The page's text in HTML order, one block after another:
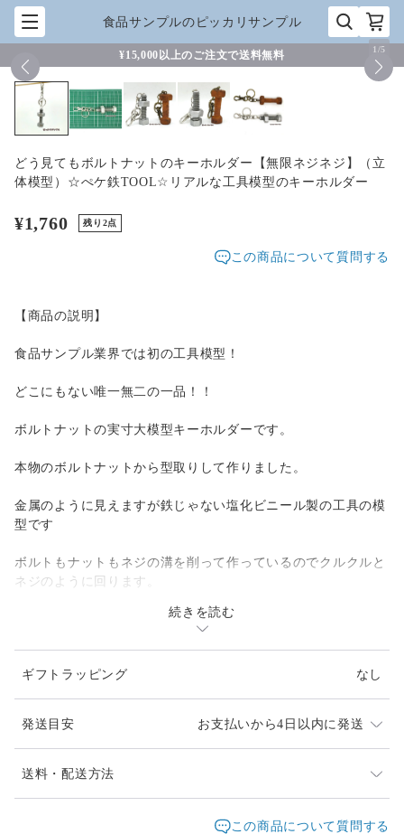
食品サンプルのピッカリサンプル
¥15,000以上のご注文で送料無料 1 /5
どう見てもボルトナットのキーホルダー【無限ネジネジ】（立
体模型）☆ぺケ鉄TOOL☆リアルな工具模型のキーホルダー
¥1,760 残り2点
この商品について質問する
【商品の説明】
食品サンプル業界では初の工具模型！
どこにもない唯一無二の一品！！
ボルトナットの実寸大模型キーホルダーです。
本物のボルトナットから型取りして作りました。
金属のように見えますが鉄じゃない塩化ビニール製の工具の模
型です
ボルトもナットもネジの溝を削って作っているのでクルクルと
ネジのように回ります。
ネーミング通りに行ったり来たり無限にネジネジできる作品で
素材は塩化ビニールですので軽いです。
工具好きな貴方や機械いじりが好きなあの方へのプレゼントに
最適な一品です！
【商品の大きさ】サイズ㍉（本体の直径ｘ厚み（キーホルダー
続きを読む
ギフトラッピング なし
発送目安 お支払いから4日以内に発送
通常は平日営業で土日祝日は休みです。
送料・配送方法
この商品について質問する